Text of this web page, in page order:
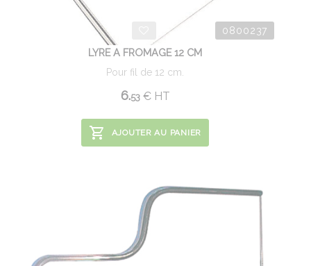
0800237
LYRE A FROMAGE 12 CM
Pour fil de 12 cm.
6.53 €HT
AJOUTER AU PANIER